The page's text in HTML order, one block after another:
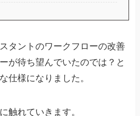
タントのワークフローの改善
が待ち望んでいたのでは？と
仕様になりました。
触れていきます。